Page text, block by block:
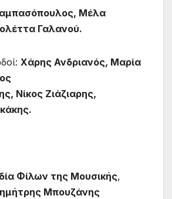
Μέλα
Γαλανού.
Χάρης Ανδριανός, Μαρία
Νίκος Ζιάζιαρης,
Φίλων της Μουσικής,
Μπουζάνης